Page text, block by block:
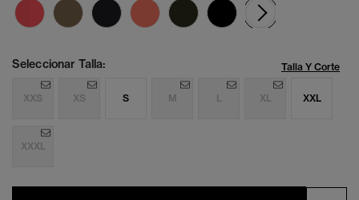
Seleccionar Talla: Talla Y Corte
XXS XS S M L XL XXL
XXXL